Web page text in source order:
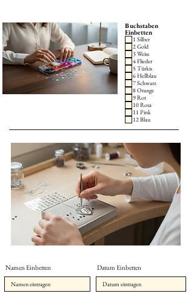
Buchstaben
Einbetten
1 Silber
2 Gold
3 Weiss
4 Flieder
5 Türkis
6 Hellblau
7 Schwarz
8 Orange
9 Rot
10 Rosa
11 Pink
12 Blau
Namen Einbetten Datum Einbetten